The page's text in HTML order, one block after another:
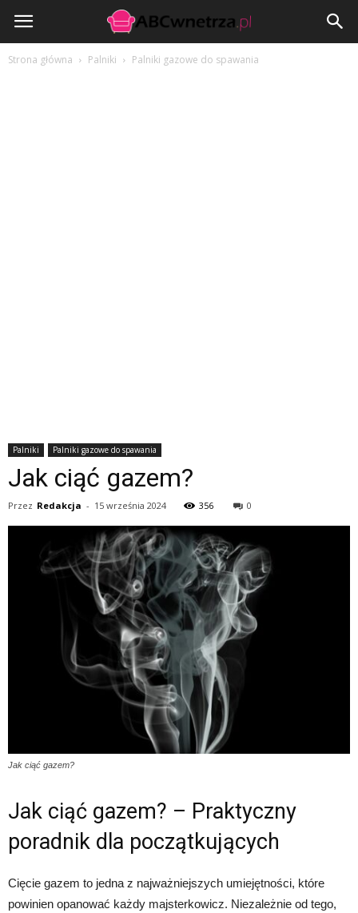
ABCwnetrza.pl
Strona główna Palniki Palniki gazowe do spawania
Palniki Palniki gazowe do spawania
Jak ciąć gazem?
Przez Redakcja - 15 września 2024 356 0
Jak ciąć gazem?
Jak ciąć gazem? – Praktyczny
poradnik dla początkujących
Cięcie gazem to jedna z najważniejszych umiejętności, które
powinien opanować każdy majsterkowicz. Niezależnie od tego,